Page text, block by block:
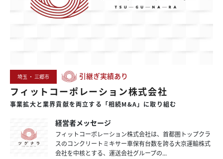
埼玉 ・ 三郷市 引継ぎ実績あり
フィットコーポレーション株式会社
事業拡大と業界貢献を両立する 「相続M&A」に取り組む
経営者メッセージ
フィットコーポレーション株式会社は、首都圏トップクラ
スのコンクリートミキサー車保有台数を誇る大京運輸株式
会社を中核とする、運送会社グループの...